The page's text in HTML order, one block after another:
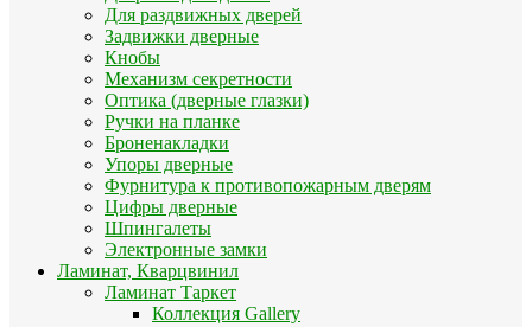
Для раздвижных дверей
Задвижки дверные
Кнобы
Механизм секретности
Оптика (дверные глазки)
Ручки на планке
Броненакладки
Упоры дверные
Фурнитура к противопожарным дверям
Цифры дверные
Шпингалеты
Электронные замки
Ламинат, Кварцвинил
Ламинат Таркет
Коллекция Gallery